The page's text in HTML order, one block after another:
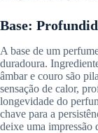
Base:
A base de um
duradoura.
âmbar e couro são
sensação de calor,
longevidade do
chave para a
deixe uma impressão